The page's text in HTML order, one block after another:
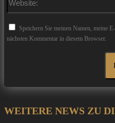
Speichern Sie meinen Namen, meine
nächsten Kommentar in diesem Browser.
WEITERE NEWS ZU